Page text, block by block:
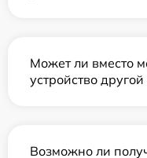
Может ли вместо
устройство
Возможно ли